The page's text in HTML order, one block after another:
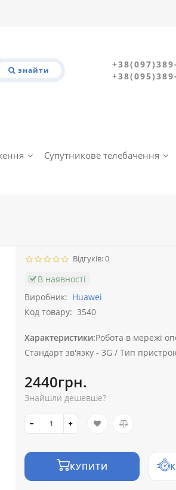
знайти
Супутникове телебачення
Відгуків: 0
В наявності
Виробник: Huawei
Код товару: 3540
Характеристики:Робота в мережі
Стандарт зв'язку - 3G / Тип
2440грн.
Знайшли дешевше?
КУПИТИ